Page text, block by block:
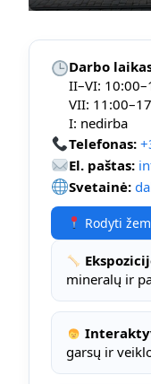
Darbo
II–VI:
VII:
I: nedirba
Telefonas:
El. paštas:
Svetainė:
Rodyti
mineralų ir
garsų ir